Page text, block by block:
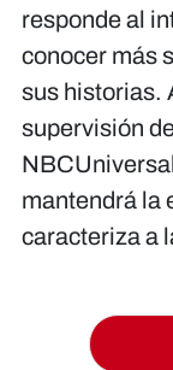
responde al
conocer más
sus historias.
supervisión
mantendrá la
caracteriza a